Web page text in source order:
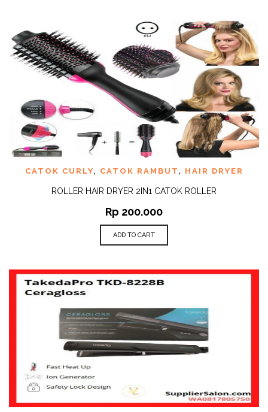
CATOK CURLY, CATOK RAMBUT , HAIR DRYER
ROLLER HAIR DRYER 2IN1 CATOK ROLLER
Rp 200.000
ADD TO CART